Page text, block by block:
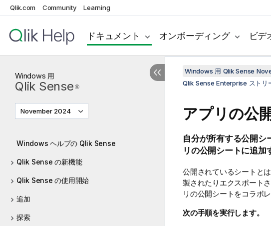
Qlik.com Community Learning
ドキュメント オンボーディング ビデ
Windows 用
Qlik Sense ®
November 2024
Windows ヘルプの Qlik Sense
Qlik Sense の新機能
Qlik Sense の使用開始
追加
探索
Windows 用 Qlik Sense
Qlik Sense Enterprise ストリ
アプリの公
自分が所有する公開シ
リの公開シートに追加
公開されているシートと
製されたりエクスポート
リの公開シートをコラボ
次の手順を実行します。